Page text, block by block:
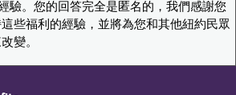
驗。您的回答完全是匿名的，我們感謝您
些福利的經驗，並將為您和其他紐約民眾
變。